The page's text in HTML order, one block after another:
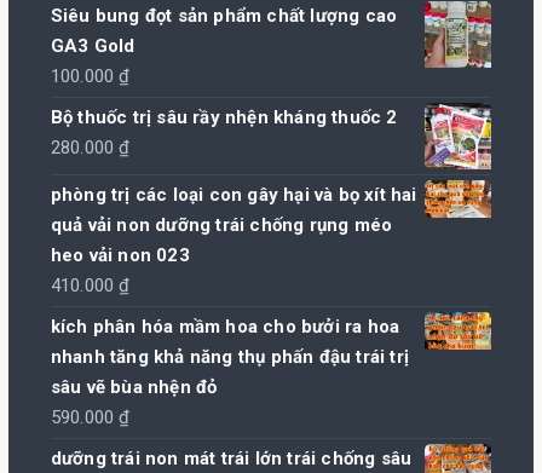
Siêu bung đọt sản phẩm chất lượng cao
GA3 Gold
100.000₫
Bộ thuốc trị sâu rầy nhện kháng thuốc 2
280.000₫
phòng trị các loại con gây hại và bọ xít hai
quả vải non dưỡng trái chống rụng méo
heo vải non 023
410.000₫
kích phân hóa mầm hoa cho bưởi ra hoa
nhanh tăng khả năng thụ phấn đậu trái trị
sâu vẽ bùa nhện đỏ
590.000₫
dưỡng trái non mát trái lớn trái chống sâu